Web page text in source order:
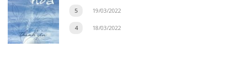
5 19/03/2022
4 18/03/2022